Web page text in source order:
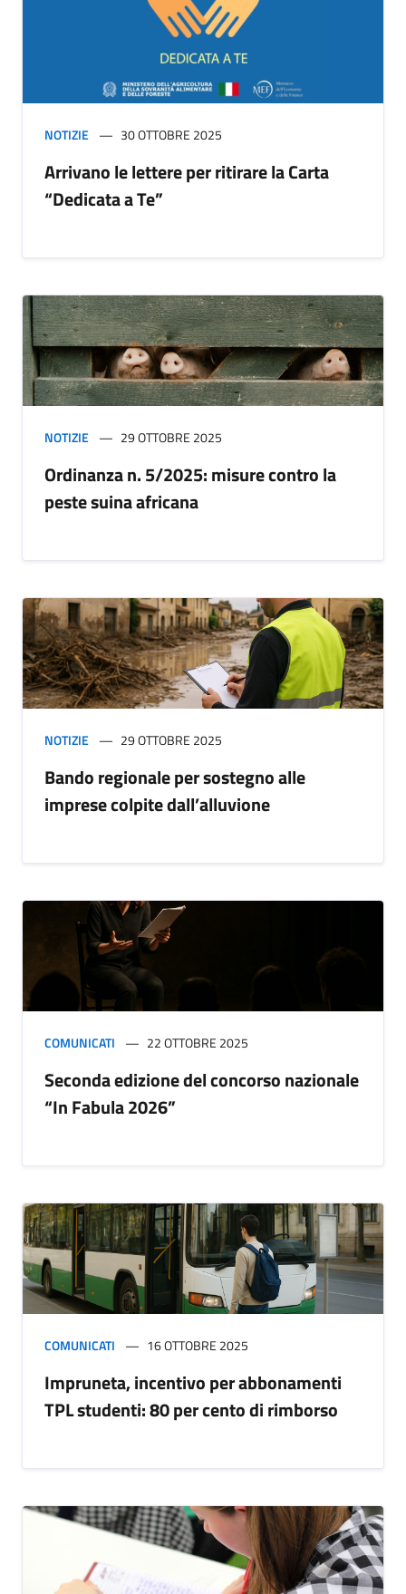
NOTIZIE 30 OTTOBRE 2025
Arrivano le lettere per ritirare la Carta
“Dedicata a Te”
NOTIZIE 29 OTTOBRE 2025
Ordinanza n. 5/2025: misure contro la
peste suina africana
NOTIZIE 29 OTTOBRE 2025
Bando regionale per sostegno alle
imprese colpite dall’alluvione
COMUNICATI 22 OTTOBRE 2025
Seconda edizione del concorso nazionale
“In Fabula 2026”
COMUNICATI 16 OTTOBRE 2025
Impruneta, incentivo per abbonamenti
TPL studenti: 80 per cento di rimborso